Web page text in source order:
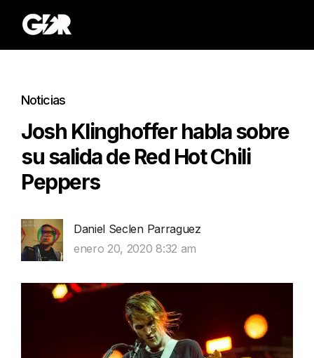
Noticias
Josh Klinghoffer habla sobre
su salida de Red Hot Chili
Peppers
Daniel Seclen Parraguez
enero 20, 2020 8:32 am